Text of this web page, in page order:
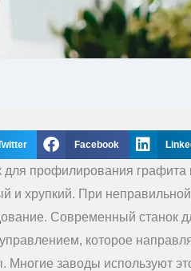
Facebook
для профилирования графита
и хрупкий. При
Современный станок
которое
Многие заводы используют